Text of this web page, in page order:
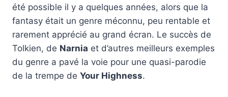
été possible il y a quelques années, alors que la
fantasy était un genre méconnu, peu rentable et
rarement apprécié au grand écran. Le succès de
Tolkien, de Narnia et d’autres meilleurs exemples
du genre a pavé la voie pour une quasi-parodie
de la trempe de Your Highness.